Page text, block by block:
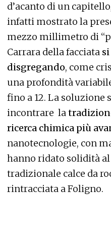
d’acanto di un
infatti mostrato la
mezzo millimetro di
Carrara della facciata
disgregando, come
una profondità
fino a 12. La soluzione
incontrare la
ricerca chimica più
nanotecnologie, con
hanno ridato solidità
tradizionale calce da
rintracciata a Foligno.